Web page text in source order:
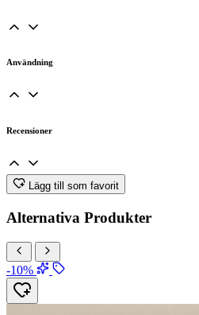
Användning
Recensioner
Lägg till som favorit
Alternativa Produkter
-10%